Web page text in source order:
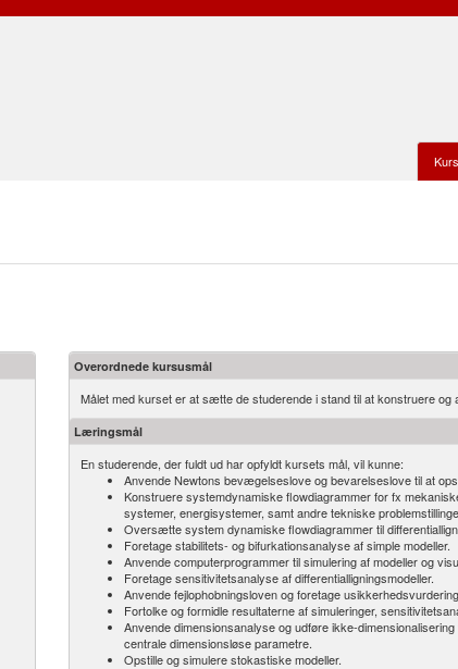
Overordnede kursusmål
Målet med kurset er at sætte de studerende i stand til at konstruere og
Læringsmål
En studerende, der fuldt ud har opfyldt kursets mål, vil kunne:
Anvende Newtons bevægelseslove og bevarelseslove til at
Konstruere systemdynamiske flowdiagrammer for fx
systemer, energisystemer, samt andre tekniske
Oversætte system dynamiske flowdiagrammer til
Foretage stabilitets- og bifurkationsanalyse af simple modeller.
Anvende computerprogrammer til simulering af modeller og
Foretage sensitivitetsanalyse af differentialligningsmodeller.
Anvende fejlophobningsloven og foretage
Fortolke og formidle resultaterne af simuleringer,
Anvende dimensionsanalyse og udføre ikke-
centrale dimensionsløse parametre.
Opstille og simulere stokastiske modeller.